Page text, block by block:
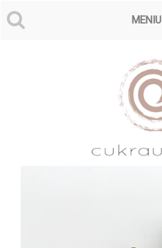
MENIU